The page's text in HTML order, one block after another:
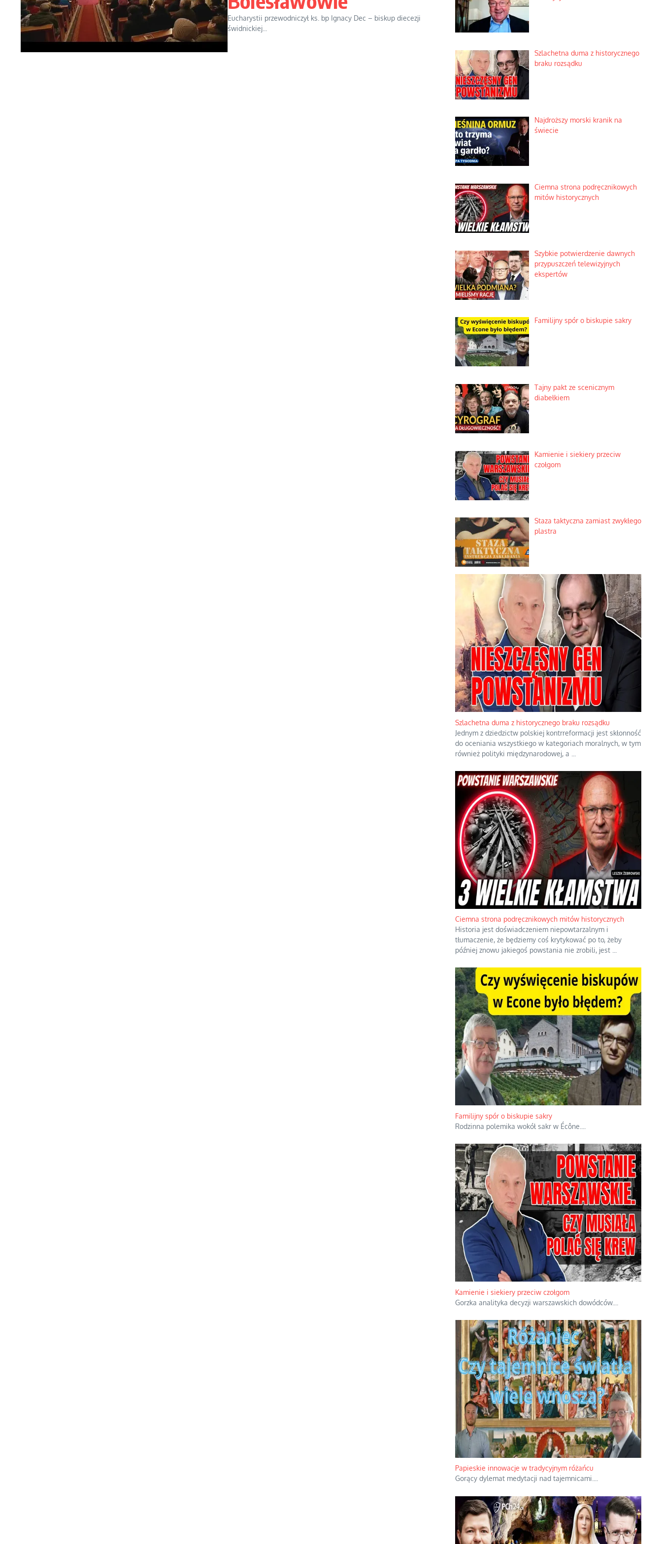
Eucharystii przewodniczył ks. bp Ignacy Dec – biskup diecezji
świdnickiej...
Szlachetna duma z historycznego
braku rozsądku
Najdroższy morski kranik na
świecie
Ciemna strona podręcznikowych
mitów historycznych
Szybkie potwierdzenie dawnych
przypuszczeń telewizyjnych
ekspertów
Familijny spór o biskupie sakry
Tajny pakt ze scenicznym
diabełkiem
Kamienie i siekiery przeciw
czołgom
Staza taktyczna zamiast zwykłego
plastra
Szlachetna duma z historycznego braku rozsądku
Jednym z dziedzictw polskiej kontrreformacji jest skłonność
do oceniania wszystkiego w kategoriach moralnych, w tym
również polityki międzynarodowej, a
Ciemna strona podręcznikowych mitów historycznych
Historia jest doświadczeniem niepowtarzalnym i
tłumaczenie, że będziemy coś krytykować po to, żeby
później znowu jakiegoś powstania nie zrobili, jest
Familijny spór o biskupie sakry
Rodzinna polemika wokół sakr w Écône.
Kamienie i siekiery przeciw czołgom
Gorzka analityka decyzji warszawskich dowódców.
Papieskie innowacje w tradycyjnym różańcu
Gorący dylemat medytacji nad tajemnicami.